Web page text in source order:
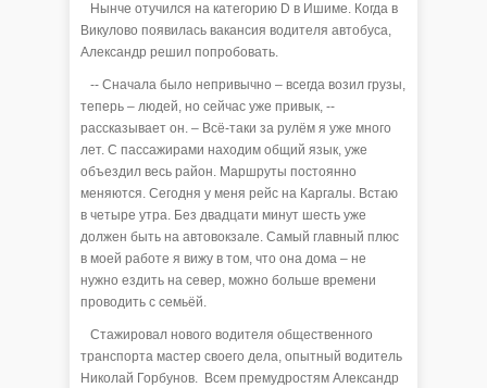
Нынче отучился на категорию D в Ишиме. Когда в
Викулово появилась вакансия водителя автобуса,
Александр решил попробовать.
-- Сначала было непривычно – всегда возил грузы,
теперь – людей, но сейчас уже привык, --
рассказывает он. – Всё-таки за рулём я уже много
лет. С пассажирами находим общий язык, уже
объездил весь район. Маршруты постоянно
меняются. Сегодня у меня рейс на Каргалы. Встаю
в четыре утра. Без двадцати минут шесть уже
должен быть на автовокзале. Самый главный плюс
в моей работе я вижу в том, что она дома – не
нужно ездить на север, можно больше времени
проводить с семьёй.
Стажировал нового водителя общественного
транспорта мастер своего дела, опытный водитель
Николай Горбунов. Всем премудростям Александр